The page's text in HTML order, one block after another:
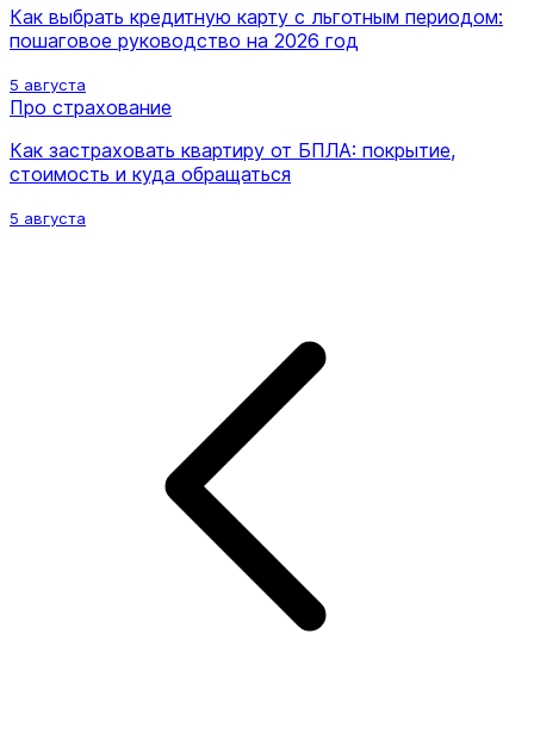
Как выбрать кредитную карту с льготным периодом:
пошаговое руководство на 2026 год
5 августа
Про страхование
Как застраховать квартиру от БПЛА: покрытие,
стоимость и куда обращаться
5 августа